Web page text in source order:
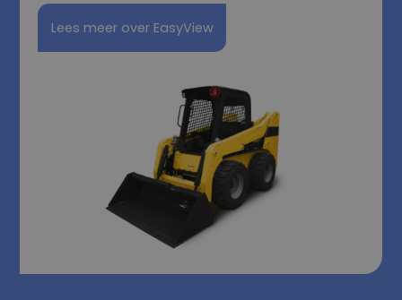
Lees meer over EasyView